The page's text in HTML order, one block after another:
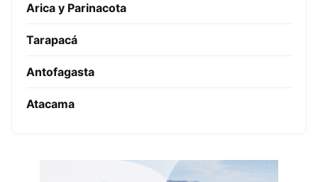
Arica y Parinacota
Tarapacá
Antofagasta
Atacama